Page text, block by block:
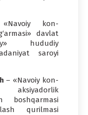
kon-
davlat
hududiy
saroyi
– «Navoiy kon-
aksiyadorlik
boshqarmasi
qurilmasi